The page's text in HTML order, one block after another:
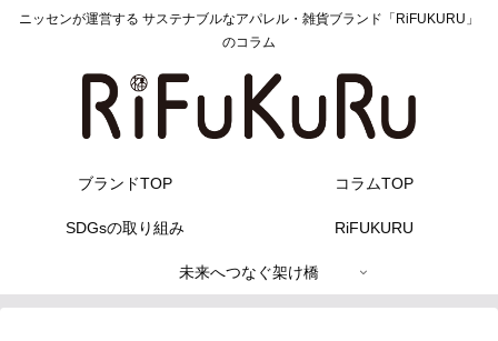
ニッセンが運営する サステナブルなアパレル・雑貨ブランド「RiFUKURU」
のコラム
ブランドTOP コラムTOP
SDGsの取り組み RiFUKURU
未来へつなぐ架け橋